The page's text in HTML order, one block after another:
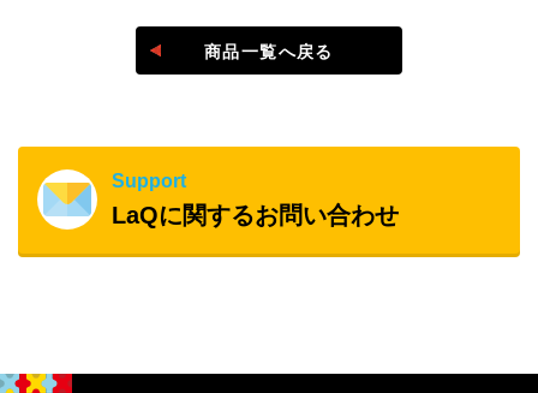
#laq作品
商品一覧へ戻る
Support
LaQに関するお問い合わせ